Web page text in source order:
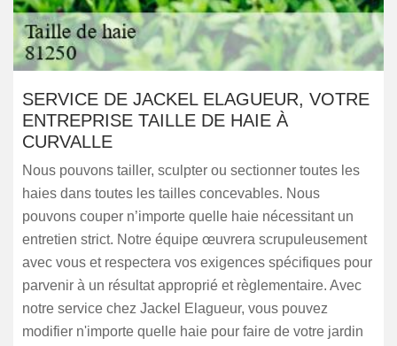
SERVICE DE JACKEL ELAGUEUR, VOTRE
ENTREPRISE TAILLE DE HAIE À
CURVALLE
Nous pouvons tailler, sculpter ou sectionner toutes les
haies dans toutes les tailles concevables. Nous
pouvons couper n’importe quelle haie nécessitant un
entretien strict. Notre équipe œuvrera scrupuleusement
avec vous et respectera vos exigences spécifiques pour
parvenir à un résultat approprié et règlementaire. Avec
notre service chez Jackel Elagueur, vous pouvez
modifier n'importe quelle haie pour faire de votre jardin